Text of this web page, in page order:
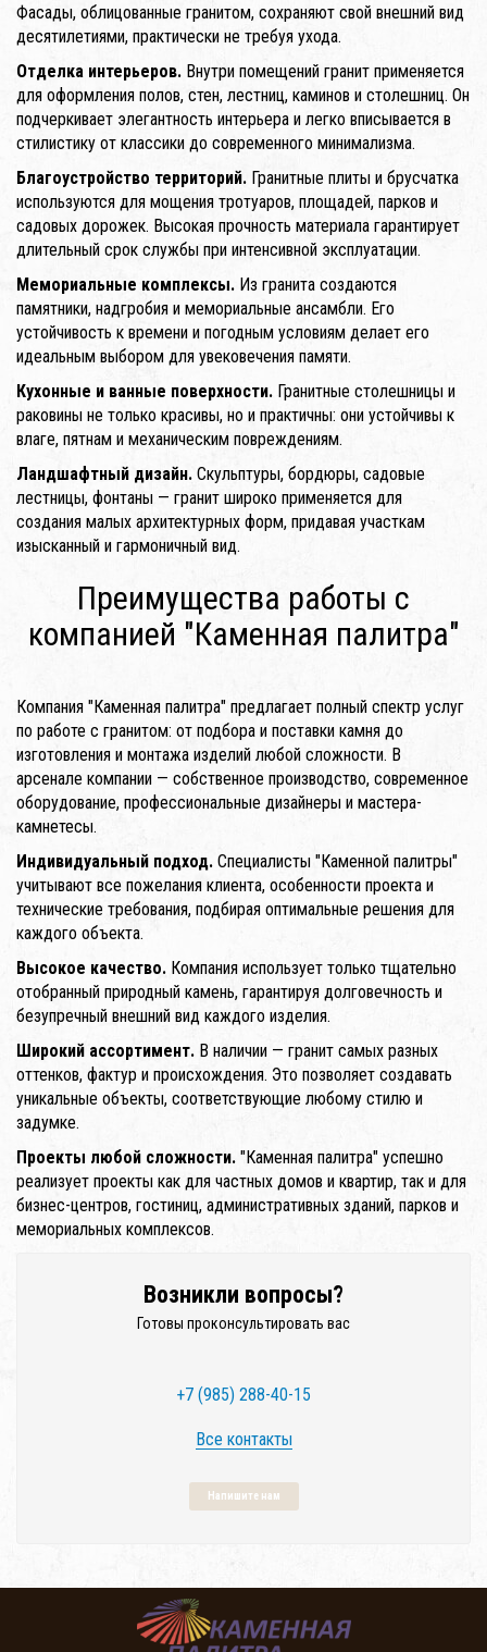
Фасады, облицованные гранитом, сохраняют свой внешний вид
десятилетиями, практически не требуя ухода.
Отделка интерьеров. Внутри помещений гранит применяется
для оформления полов, стен, лестниц, каминов и столешниц. Он
подчеркивает элегантность интерьера и легко вписывается в
стилистику от классики до современного минимализма.
Благоустройство территорий. Гранитные плиты и брусчатка
используются для мощения тротуаров, площадей, парков и
садовых дорожек. Высокая прочность материала гарантирует
длительный срок службы при интенсивной эксплуатации.
Мемориальные комплексы. Из гранита создаются
памятники, надгробия и мемориальные ансамбли. Его
устойчивость к времени и погодным условиям делает его
идеальным выбором для увековечения памяти.
Кухонные и ванные поверхности. Гранитные столешницы и
раковины не только красивы, но и практичны: они устойчивы к
влаге, пятнам и механическим повреждениям.
Ландшафтный дизайн. Скульптуры, бордюры, садовые
лестницы, фонтаны — гранит широко применяется для
создания малых архитектурных форм, придавая участкам
изысканный и гармоничный вид.
Преимущества работы с
компанией "Каменная палитра"
Компания "Каменная палитра" предлагает полный спектр услуг
по работе с гранитом: от подбора и поставки камня до
изготовления и монтажа изделий любой сложности. В
арсенале компании — собственное производство, современное
оборудование, профессиональные дизайнеры и мастера-
камнетесы.
Индивидуальный подход. Специалисты "Каменной палитры"
учитывают все пожелания клиента, особенности проекта и
технические требования, подбирая оптимальные решения для
каждого объекта.
Высокое качество. Компания использует только тщательно
отобранный природный камень, гарантируя долговечность и
безупречный внешний вид каждого изделия.
Широкий ассортимент. В наличии — гранит самых разных
оттенков, фактур и происхождения. Это позволяет создавать
уникальные объекты, соответствующие любому стилю и
задумке.
Проекты любой сложности. "Каменная палитра" успешно
реализует проекты как для частных домов и квартир, так и для
бизнес-центров, гостиниц, административных зданий, парков и
мемориальных комплексов.
Возникли вопросы?
Готовы проконсультировать вас
+7 (985) 288-40-15
Все контакты
Напишите нам